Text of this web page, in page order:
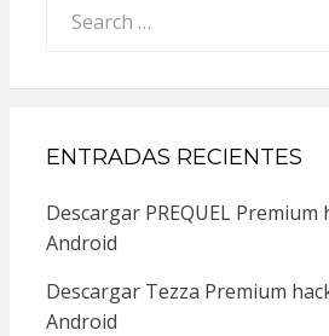
for:
ENTRADAS RECIENTES
Descargar PREQUEL Premium
Android
Descargar Tezza Premium
Android